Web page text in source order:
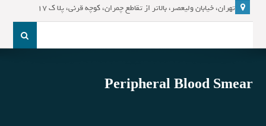
تهران، خیابان ولیعصر، بالاتر از تقاطع چمران، کوچه قرنی، پلا ک 17
جست
Peripheral Blood Smear